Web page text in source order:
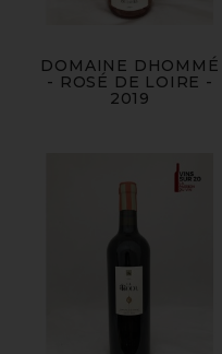
DOMAINE DHOMMÉ
- ROSÉ DE LOIRE -
2019